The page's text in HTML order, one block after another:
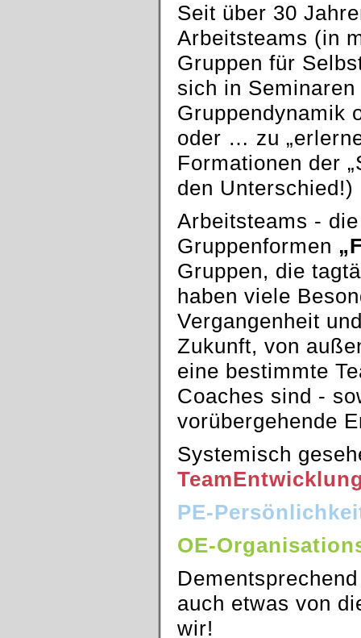
Seit über 30
Arbeitsteams (in
Gruppen für
sich in
Gruppendynamik
oder … zu
Formationen der
den Unterschied!)
Arbeitsteams -
Gruppenformen
Gruppen, die
haben viele
Vergangenheit
Zukunft, von
eine bestimmte
Coaches sind -
vorübergehende
Systemisch
PE-
OE-
auch etwas von
wir!